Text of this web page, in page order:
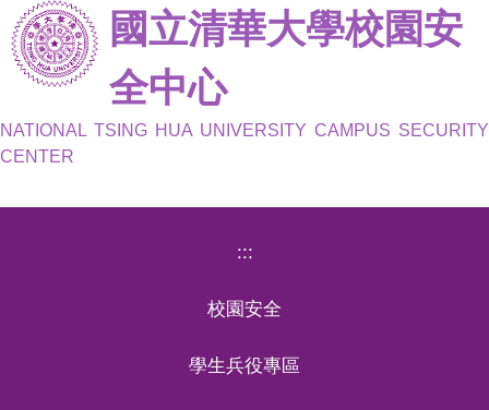
跳
到
主
內
容
國立清華大學校園安
全中心
NATIONAL TSING HUA UNIVERSITY CAMPUS SECURITY
CENTER
:::
校園安全
學生兵役專區